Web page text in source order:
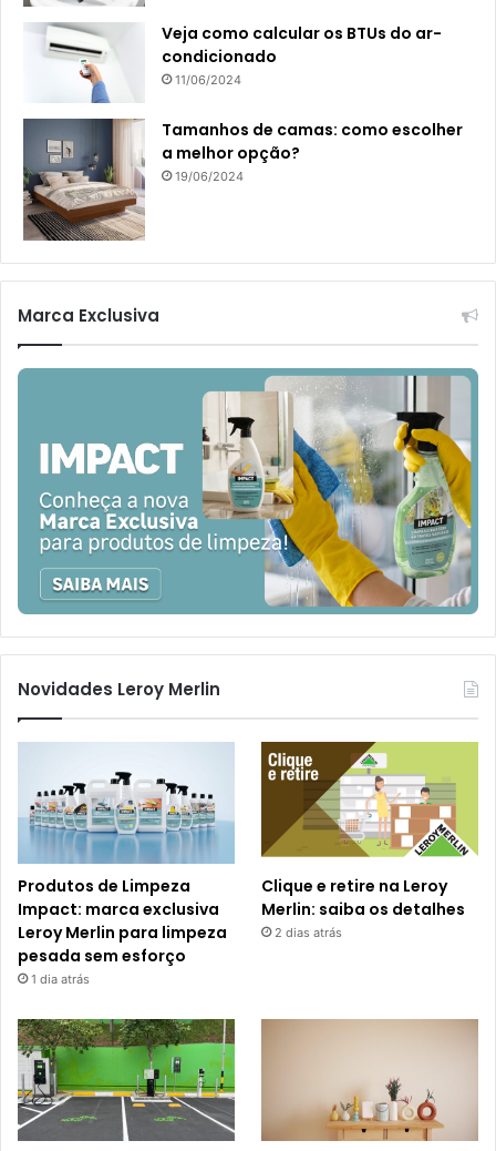
Veja como calcular os BTUs do ar-
condicionado
11/06/2024
Tamanhos de camas: como escolher
a melhor opção?
19/06/2024
Marca Exclusiva
Novidades Leroy Merlin
Produtos de Limpeza
Impact: marca exclusiva
Leroy Merlin para limpeza
pesada sem esforço
1 dia atrás
Clique e retire na Leroy
Merlin: saiba os detalhes
2 dias atrás